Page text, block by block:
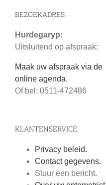
BEZOEKADRES
Hurdegaryp:
Uitsluitend op afspraak:
Maak uw afspraak via de
online agenda.
Of bel: 0511-472486
KLANTENSERVICE
Privacy beleid.
Contact gegevens.
Stuur een bericht.